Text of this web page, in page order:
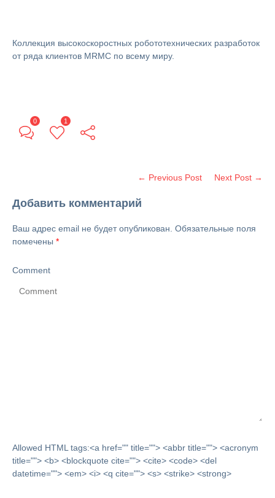
Коллекция высокоскоростных робототехнических разработок
от ряда клиентов MRMC по всему миру.
0 1
← Previous Post Next Post →
Добавить комментарий
Ваш адрес email не будет опубликован. Обязательные поля
помечены *
Comment
Allowed HTML tags:<a href="" title=""> <abbr title=""> <acronym
title=""> <b> <blockquote cite=""> <cite> <code> <del
datetime=""> <em> <i> <q cite=""> <s> <strike> <strong>